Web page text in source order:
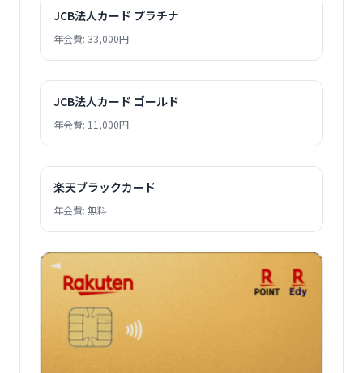
JCB法人カード プラチナ
年会費: 33,000円
JCB法人カード ゴールド
年会費: 11,000円
楽天ブラックカード
年会費: 無料